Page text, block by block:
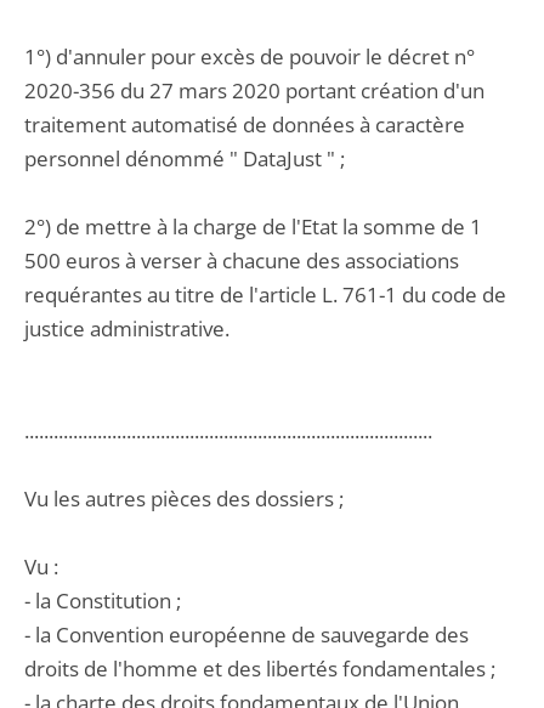
1°) d'annuler pour excès de pouvoir le décret n°
2020-356 du 27 mars 2020 portant création d'un
traitement automatisé de données à caractère
personnel dénommé " DataJust " ;
2°) de mettre à la charge de l'Etat la somme de 1
500 euros à verser à chacune des associations
requérantes au titre de l'article L. 761-1 du code de
justice administrative.
....................................................................................
Vu les autres pièces des dossiers ;
Vu :
- la Constitution ;
- la Convention européenne de sauvegarde des
droits de l'homme et des libertés fondamentales ;